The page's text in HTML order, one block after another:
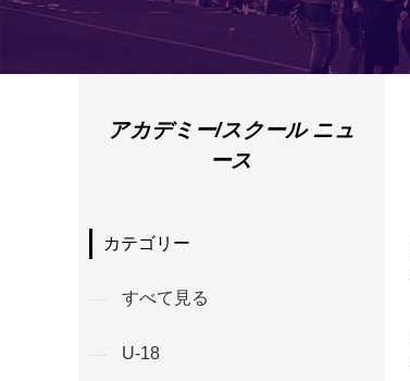
アカデミー/スクール ニュ
ース
カテゴリー
すべて見る
U-18